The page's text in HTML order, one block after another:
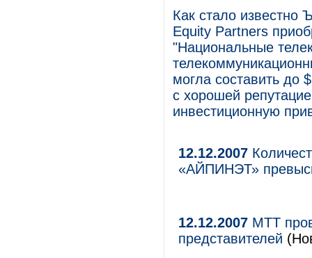
Как стало известно
Equity Partners
"Национальные
могла составить до
с хорошей
инвестиционную
12.12.2007
«АЙПИНЭТ»
12.12.2007 МТТ
представителей